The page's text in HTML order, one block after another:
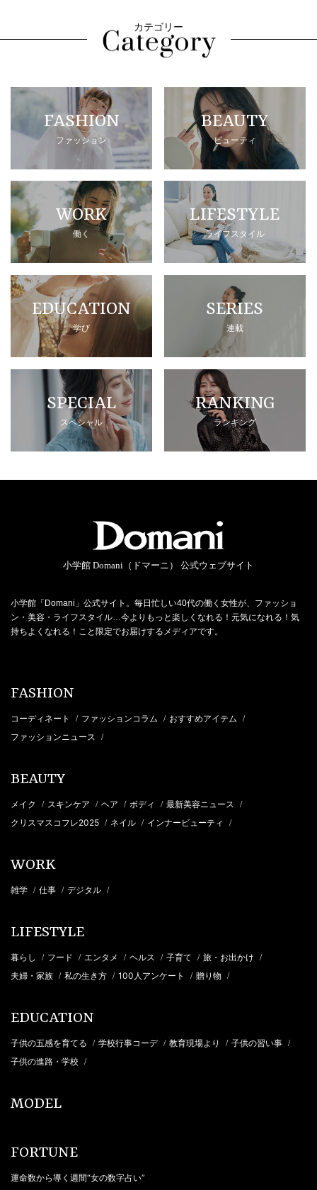
カテゴリー
FASHION
ファッション
BEAUTY
ビューティ
WORK
働く
LIFESTYLE
ライフスタイル
EDUCATION
学び
SERIES
連載
SPECIAL
スペシャル
RANKING
ランキング
小学館 Domani（ドマーニ） 公式ウェブサイト
小学館「Domani」公式サイト。毎日忙しい40代の働く女性が、ファッショ
ン・美容・ライフスタイル…今よりもっと楽しくなれる！元気になれる！気
持ちよくなれる！こと限定でお届けするメディアです。
FASHION
コーディネート / ファッションコラム / おすすめアイテム /
ファッションニュース /
BEAUTY
メイク / スキンケア / ヘア / ボディ / 最新美容ニュース /
クリスマスコフレ2025 / ネイル / インナービューティ /
WORK
雑学 / 仕事 / デジタル /
LIFESTYLE
暮らし / フード / エンタメ / ヘルス / 子育て / 旅・お出かけ /
夫婦・家族 / 私の生き方 / 100人アンケート / 贈り物 /
EDUCATION
子供の五感を育てる / 学校行事コーデ / 教育現場より / 子供の習い事 /
子供の進路・学校 /
MODEL
FORTUNE
運命数から導く週間“女の数字占い”